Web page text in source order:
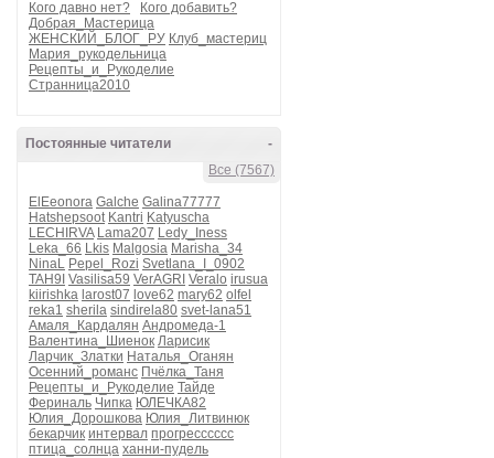
Кого давно нет?
Кого добавить?
Добрая_Мастерица
ЖЕНСКИЙ_БЛОГ_РУ Клуб_мастериц
Мария_рукодельница
Рецепты_и_Рукоделие
Странница2010
-
Постоянные читатели
Все (7567)
ElEeonora Galche Galina77777
Hatshepsoot Kantri Katyuscha
LECHIRVA Lama207 Ledy_Iness
Leka_66 Lkis Malgosia Marisha_34
NinaL Pepel_Rozi Svetlana_I_0902
TAH9I Vasilisa59 VerAGRI Veralo irusua
kiirishka larost07 love62 mary62 olfel
reka1 sherila sindirela80 svet-lana51
Амаля_Кардалян Андромеда-1
Валентина_Шиенок Ларисик
Ларчик_Златки Наталья_Оганян
Осенний_романс Пчёлка_Таня
Рецепты_и_Рукоделие Тайде
Фериналь Чипка ЮЛЕЧКА82
Юлия_Дорошкова Юлия_Литвинюк
бекарчик интервал прогресссссс
птица_солнца ханни-пудель